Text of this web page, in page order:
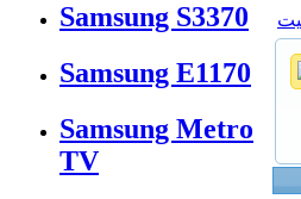
Samsung S3370
Samsung E1170
Samsung Metro
TV